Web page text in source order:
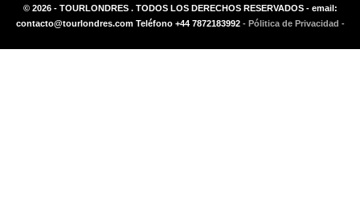
© 2026 - TOURLONDRES . TODOS LOS DERECHOS RESERVADOS - email:
contacto@tourlondres.com Teléfono +44 7872183992 - Pólitica de Privacidad -